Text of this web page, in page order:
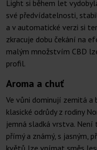
Light si během let
své předvídatelnosti,
a v automatické verzi si
zkracuje dobu čekání na
malým množstvím CBD
profil.
Aroma a chuť
Ve vůni dominují zemitá
klasické odrůdy z rodiny
jemná sladká vrstva.
přímý a známý, s jasným,